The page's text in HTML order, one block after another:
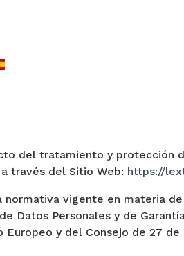
del tratamiento y protección
través del Sitio Web: https://
vigente en materia
Datos Personales y de
y del Consejo de 27